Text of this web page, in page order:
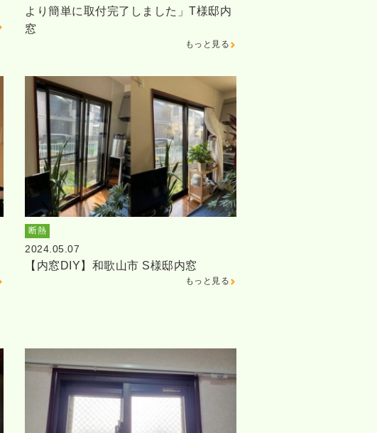
より簡単に取付完了しました」T様邸内
窓
もっと見る
断熱
2024.05.07
【内窓DIY】和歌山市 S様邸内窓
もっと見る